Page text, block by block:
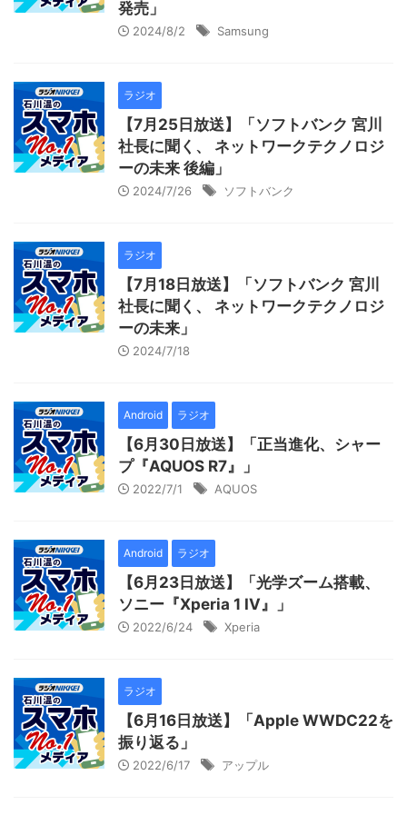
発売」
2024/8/2 Samsung
ラジオ
【7月25日放送】「ソフトバンク 宮川
社長に聞く、 ネットワークテクノロジ
ーの未来 後編」
2024/7/26 ソフトバンク
ラジオ
【7月18日放送】「ソフトバンク 宮川
社長に聞く、 ネットワークテクノロジ
ーの未来」
2024/7/18
Android ラジオ
【6月30日放送】「正当進化、シャー
プ『AQUOS R7』」
2022/7/1 AQUOS
Android ラジオ
【6月23日放送】「光学ズーム搭載、
ソニー『Xperia 1 IV』」
2022/6/24 Xperia
ラジオ
【6月16日放送】「Apple WWDC22を
振り返る」
2022/6/17 アップル